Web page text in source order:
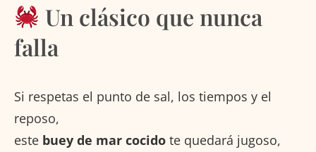
Un clásico que nunca
falla
Si respetas el punto de sal, los tiempos y el
reposo,
este buey de mar cocido te quedará jugoso,